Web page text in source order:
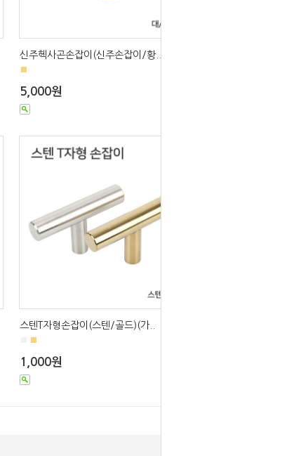
신주헥사곤손잡이(신주손잡이/황..
■
5,000원
스텐T자형손잡이(스텐/골드)(가..
■
1,000원